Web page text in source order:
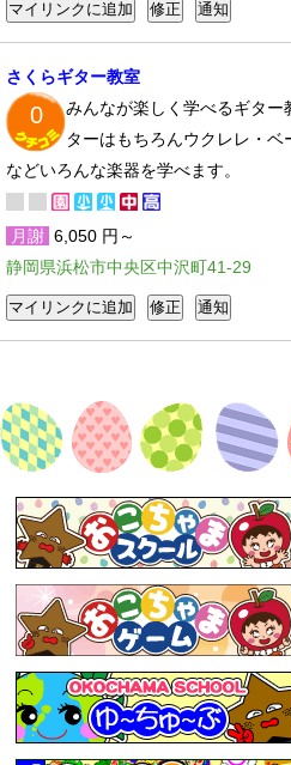
さくらギター教室
0
みんなが楽しく学べるギター
ターはもちろんウクレレ・ベ
などいろんな楽器を学べます。
月謝 6,050 円～
静岡県浜松市中央区中沢町41-29